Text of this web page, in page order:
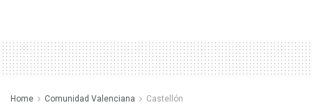
Home Comunidad Valenciana Castellón